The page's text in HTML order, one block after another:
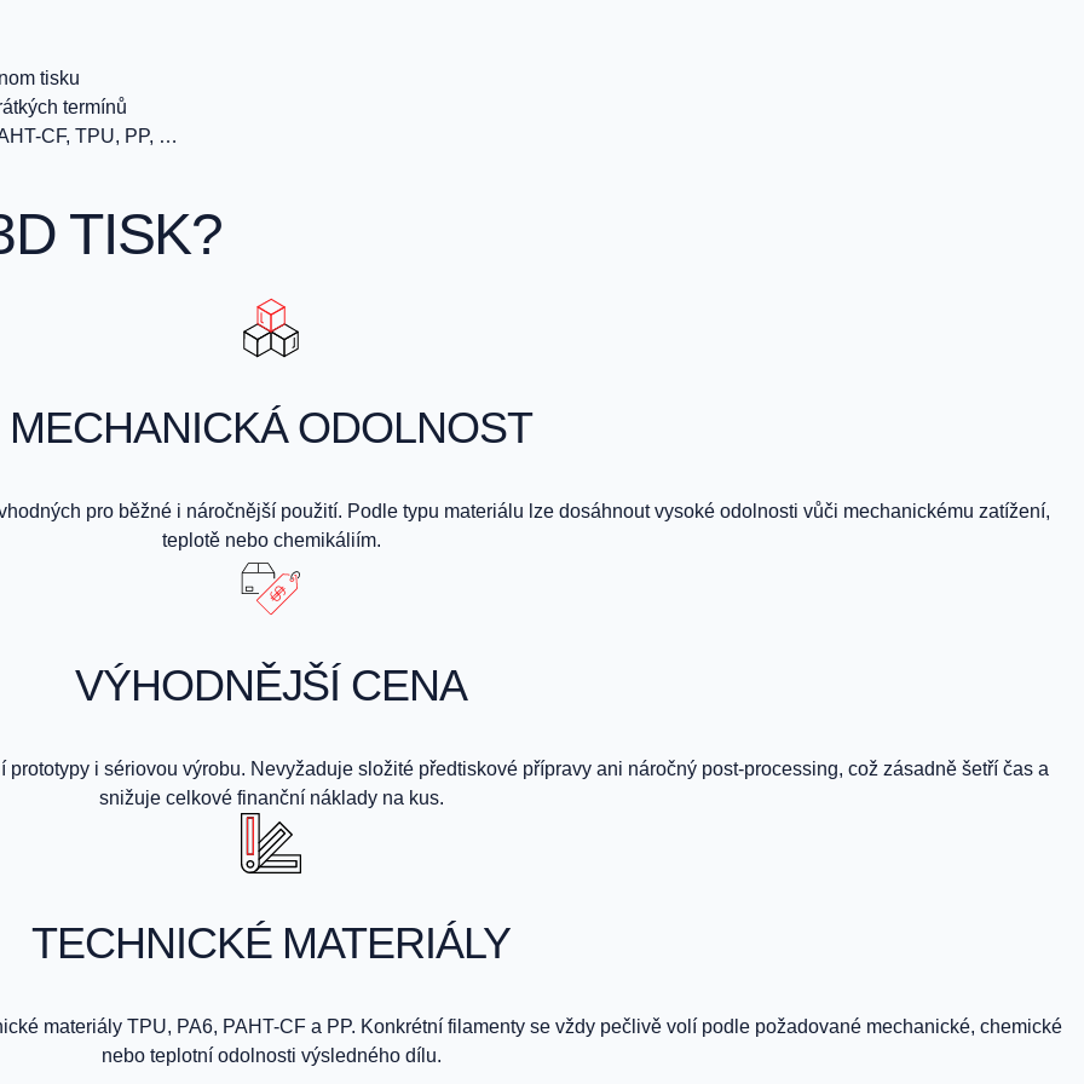
tisku
termínů
CF, TPU, PP, …
TISK?
MECHANICKÁ ODOLNOST
pro běžné i náročnější použití. Podle typu materiálu lze dosáhnout vysoké odolnosti vůči mechanickému zatížení,
teplotě nebo chemikáliím.
VÝHODNĚJŠÍ CENA
i sériovou výrobu. Nevyžaduje složité předtiskové přípravy ani náročný post-processing, což zásadně šetří čas a
snižuje celkové finanční náklady na kus.
TECHNICKÉ MATERIÁLY
materiály TPU, PA6, PAHT-CF a PP. Konkrétní filamenty se vždy pečlivě volí podle požadované mechanické, chemické
nebo teplotní odolnosti výsledného dílu.